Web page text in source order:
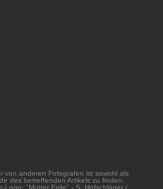
von anderen Fotografen ist sowohl als
des betreffenden Artikels zu finden.
Logo: "Mutter Erde" - S. Hofschläger /